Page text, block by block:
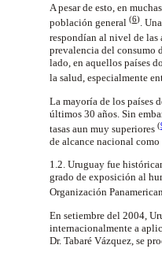
A pesar de esto, en
población general (6) .
respondían al nivel de las
prevalencia del consumo
lado, en aquellos países
la salud, especialmente
La mayoría de los países
últimos 30 años. Sin
tasas aun muy superiores (
de alcance nacional como
1.2. Uruguay fue
grado de exposición al
Organización
En setiembre del 2004,
internacionalmente a
Dr. Tabaré Vázquez, se